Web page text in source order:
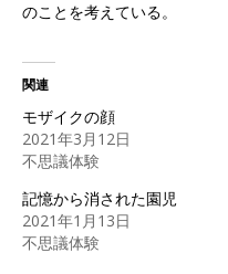
のことを考えている。
関連
モザイクの顔
2021年3月12日
不思議体験
記憶から消された園児
2021年1月13日
不思議体験